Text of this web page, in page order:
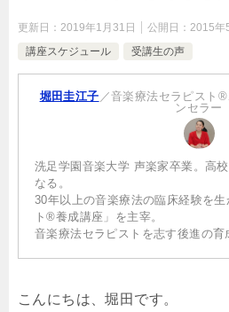
更新日： 2019年1月31日 公開日： 2015年
講座スケジュール
受講生の声
堀田圭江子 ／音楽療法セラピスト
ンセラー
洗足学園音楽大学 声楽家卒業。高
なる。
30年以上の音楽療法の臨床経験を
ト®養成講座」を主宰。
音楽療法セラピストを志す後進の育
こんにちは、堀田です。